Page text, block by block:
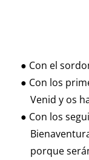
● Con el
● Con los
Venid y os
● Con los
porque